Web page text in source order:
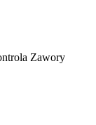
Zawory